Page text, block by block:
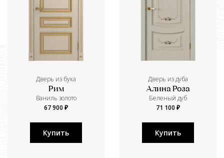
Дверь из бука
Рим
Ваниль золото
67 900 ₽
Купить
Дверь из дуба
Алина Роза
Беленый дуб
71 100 ₽
Купить